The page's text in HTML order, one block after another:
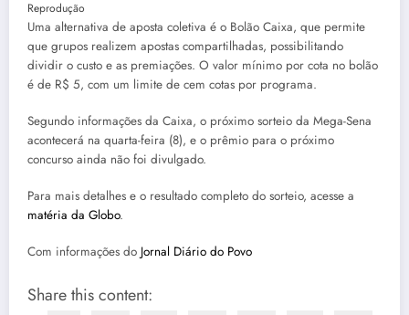
Reprodução
Uma alternativa de aposta coletiva é o Bolão Caixa, que permite
que grupos realizem apostas compartilhadas, possibilitando
dividir o custo e as premiações. O valor mínimo por cota no bolão
é de R$ 5, com um limite de cem cotas por programa.
Segundo informações da Caixa, o próximo sorteio da Mega-Sena
acontecerá na quarta-feira (8), e o prêmio para o próximo
concurso ainda não foi divulgado.
Para mais detalhes e o resultado completo do sorteio, acesse a
matéria da Globo.
Com informações do Jornal Diário do Povo
Share this content: